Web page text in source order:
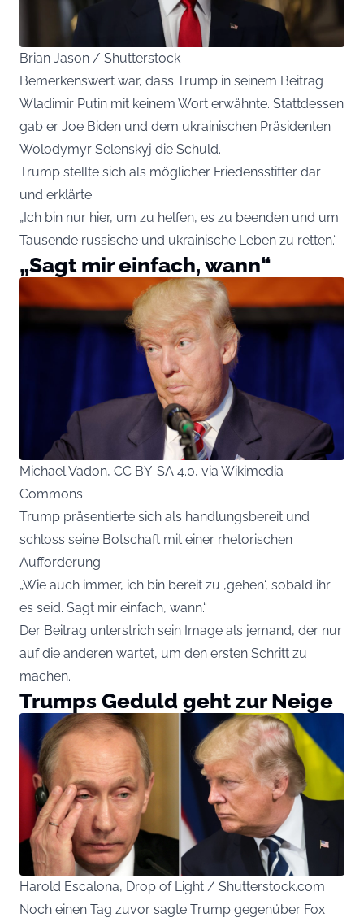
Brian Jason / Shutterstock
Bemerkenswert war, dass Trump in seinem Beitrag
Wladimir Putin mit keinem Wort erwähnte. Stattdessen
gab er Joe Biden und dem ukrainischen Präsidenten
Wolodymyr Selenskyj die Schuld.
Trump stellte sich als möglicher Friedensstifter dar
und erklärte:
„Ich bin nur hier, um zu helfen, es zu beenden und um
Tausende russische und ukrainische Leben zu retten.“
„Sagt mir einfach, wann“
Michael Vadon, CC BY-SA 4.0, via Wikimedia
Commons
Trump präsentierte sich als handlungsbereit und
schloss seine Botschaft mit einer rhetorischen
Aufforderung:
„Wie auch immer, ich bin bereit zu ‚gehen‘, sobald ihr
es seid. Sagt mir einfach, wann.“
Der Beitrag unterstrich sein Image als jemand, der nur
auf die anderen wartet, um den ersten Schritt zu
machen.
Trumps Geduld geht zur Neige
Harold Escalona, Drop of Light / Shutterstock.com
Noch einen Tag zuvor sagte Trump gegenüber Fox